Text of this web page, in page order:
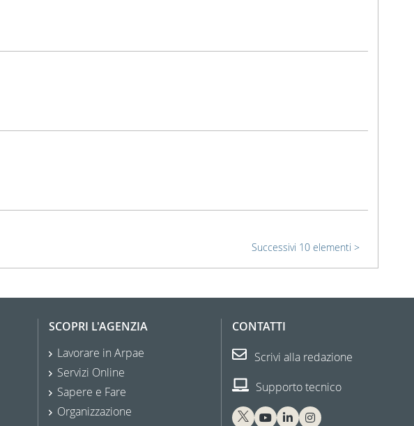
Successivi 10 elementi
SCOPRI L'AGENZIA
Lavorare in Arpae
Servizi Online
Sapere e Fare
Organizzazione
CONTATTI
Scrivi alla redazione
Supporto tecnico